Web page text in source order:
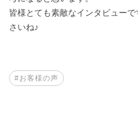
皆様とても素敵なインタビュー
さいね♪
#お客様の声